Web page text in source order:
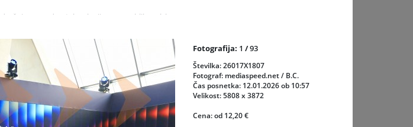
napredno tehnologijo, novo oblikovalsko
ključne tehnološke rešitve Neue Klasse
visokonapetostno baterijo s cilindričnimi
pridobitev do 372 kilometrov dosega v
Fotografija: 1 /93
Številka: 26017X1807
Fotograf: mediaspeed.net / B.C.
Čas posnetka: 12.01.2026 ob 10:57
Velikost: 5808 x 3872
Cena: od 12,20 €